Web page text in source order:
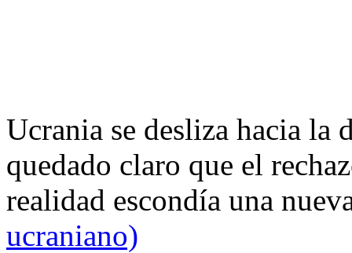
Ucrania se desliza hacia
quedado claro que el
realidad escondía una
ucraniano)